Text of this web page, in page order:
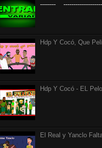
--------
Hdp Y Cocó, Que
Hdp Y Cocó - EL
El Real y Yanclo